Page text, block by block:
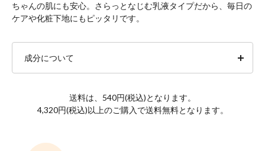
ちゃんの肌にも安心。さらっとなじむ乳液タイプだから、毎日の
ケアや化粧下地にもピッタリです。
成分について